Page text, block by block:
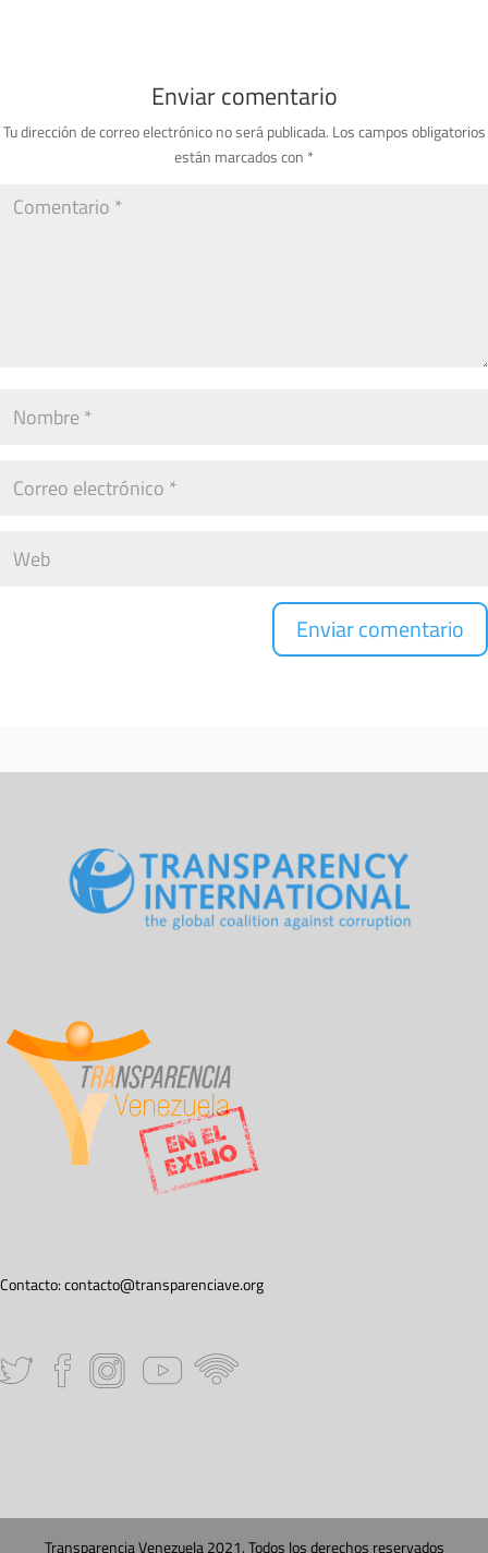
Enviar comentario
Tu dirección de correo electrónico no será publicada. Los campos obligatorios
están marcados con *
Contacto:contacto@transparenciave.org
Transparencia Venezuela 2021. Todos los derechos reservados